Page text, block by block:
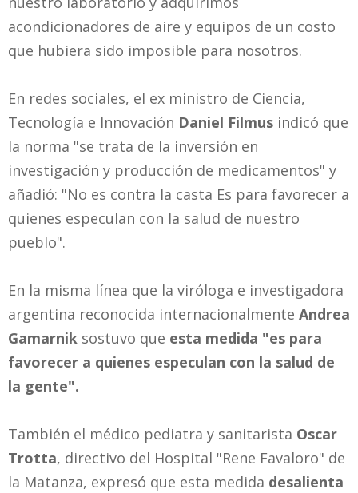
acondicionadores de aire y equipos de un costo
que hubiera sido imposible para nosotros.
En redes sociales, el ex ministro de Ciencia,
Tecnología e Innovación Daniel Filmus indicó que
la norma "se trata de la inversión en
investigación y producción de medicamentos" y
añadió: "No es contra la casta Es para favorecer a
quienes especulan con la salud de nuestro
pueblo".
En la misma línea que la viróloga e investigadora
argentina reconocida internacionalmente Andrea
Gamarnik sostuvo que esta medida "es para
favorecer a quienes especulan con la salud de
la gente".
También el médico pediatra y sanitarista Oscar
Trotta, directivo del Hospital "Rene Favaloro" de
la Matanza, expresó que esta medida desalienta